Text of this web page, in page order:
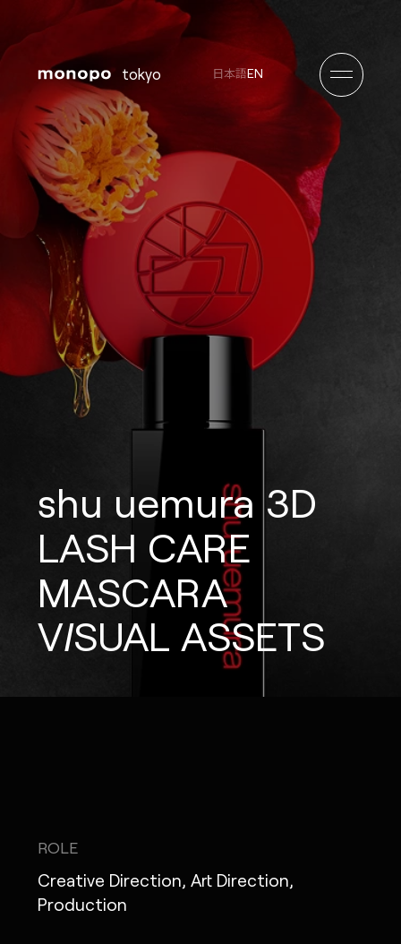
tokyo 日本語EN
MONOPO LONDON
shu uemura 3D
LASH CARE
MASCARA
VISUAL ASSETS
ROLE
Creative Direction, Art Direction,
Production